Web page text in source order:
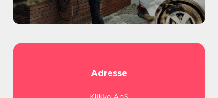
Adresse